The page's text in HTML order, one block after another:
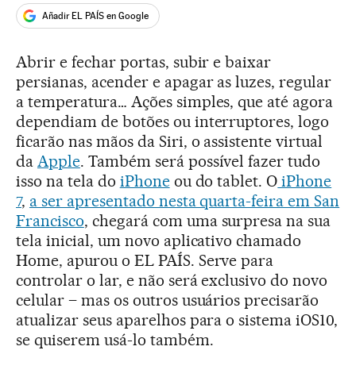
Añadir EL PAÍS en Google
Abrir e fechar portas, subir e baixar
persianas, acender e apagar as luzes, regular
a temperatura… Ações simples, que até agora
dependiam de botões ou interruptores, logo
ficarão nas mãos da Siri, o assistente virtual
da Apple. Também será possível fazer tudo
isso na tela do iPhoneou do tablet. O iPhone
7, a ser apresentado nesta quarta-feira em San
Francisco, chegará com uma surpresa na sua
tela inicial, um novo aplicativo chamado
Home, apurou o EL PAÍS. Serve para
controlar o lar, e não será exclusivo do novo
celular – mas os outros usuários precisarão
atualizar seus aparelhos para o sistema iOS10,
se quiserem usá-lo também.